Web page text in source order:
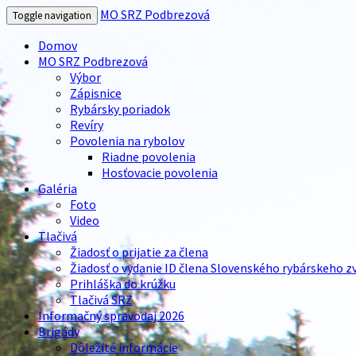
Toggle navigation
MO SRZ Podbrezová
Domov
MO SRZ Podbrezová
Výbor
Zápisnice
Rybársky poriadok
Revíry
Povolenia na rybolov
Riadne povolenia
Hosťovacie povolenia
Galéria
Foto
Video
Tlačivá
Žiadosť o prijatie za člena
Žiadosť o vydanie ID člena Slovenského rybárskeho
Prihláška do krúžku
Tlačivá SRZ
Informačný spravodaj 2026
Brigády
Dôležité informácie